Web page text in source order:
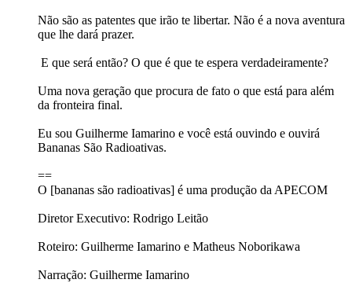
Não são as patentes que irão te libertar. Não é a nova aventura
que lhe dará prazer.
​E que será então? ​O que é que te espera verdadeiramente?
​Uma nova geração que procura de fato o que está para além
da fronteira final.
Eu sou Guilherme Iamarino e você está ouvindo e ouvirá
Bananas São Radioativas.
==
O [bananas são radioativas] é uma produção da APECOM
Diretor Executivo: Rodrigo Leitão
Roteiro: Guilherme Iamarino e Matheus Noborikawa
Narração: Guilherme Iamarino